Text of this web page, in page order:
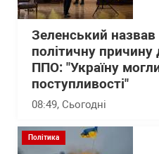
Зеленський
політичну причину
ППО: "Україну
поступливості"
08:49, Сьогодні
Політика